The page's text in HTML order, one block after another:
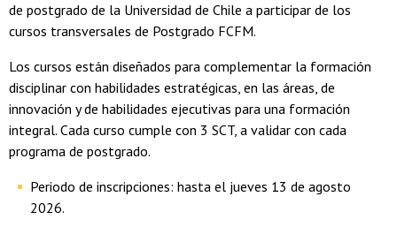
de postgrado de la Universidad de Chile a participar de los
cursos transversales de Postgrado FCFM.
Los cursos están diseñados para complementar la formación
disciplinar con habilidades estratégicas, en las áreas, de
innovación y de habilidades ejecutivas para una formación
integral. Cada curso cumple con 3 SCT, a validar con cada
programa de postgrado.
Periodo de inscripciones: hasta el jueves 13 de agosto
2026.